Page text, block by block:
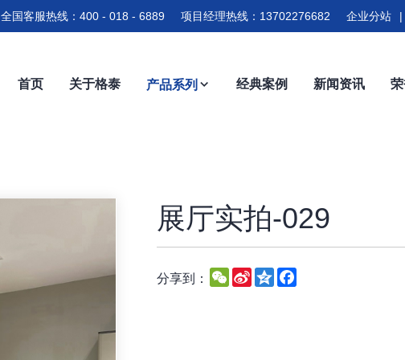
首页 关于格泰 产品系列 经典案例 新闻资讯
全国客服热线：400 - 018 - 6889 项目经理热线：13702276682 企业分站 |
展厅实拍-029
分享到： WeChat
Sina
Weibo
QzoneFacebook